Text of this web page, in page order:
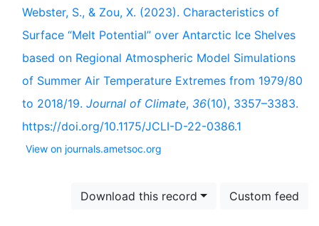
Webster, S., & Zou, X. (2023). Characteristics of
Surface “Melt Potential” over Antarctic Ice Shelves
based on Regional Atmospheric Model Simulations
of Summer Air Temperature Extremes from 1979/80
to 2018/19. Journal of Climate, 36(10), 3357–3383.
https://doi.org/10.1175/JCLI-D-22-0386.1
View on journals.ametsoc.org
Download this record Custom feed